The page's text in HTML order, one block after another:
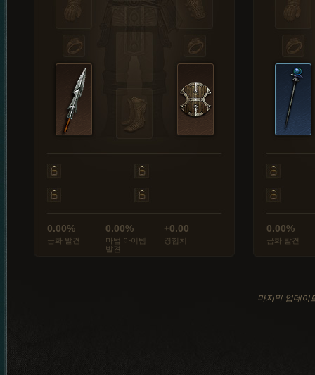
0.00%
금화 발견
0.00%
마법 아이템
발견
+0.00
경험치
0.00%
금화 발견
마지막 업데이